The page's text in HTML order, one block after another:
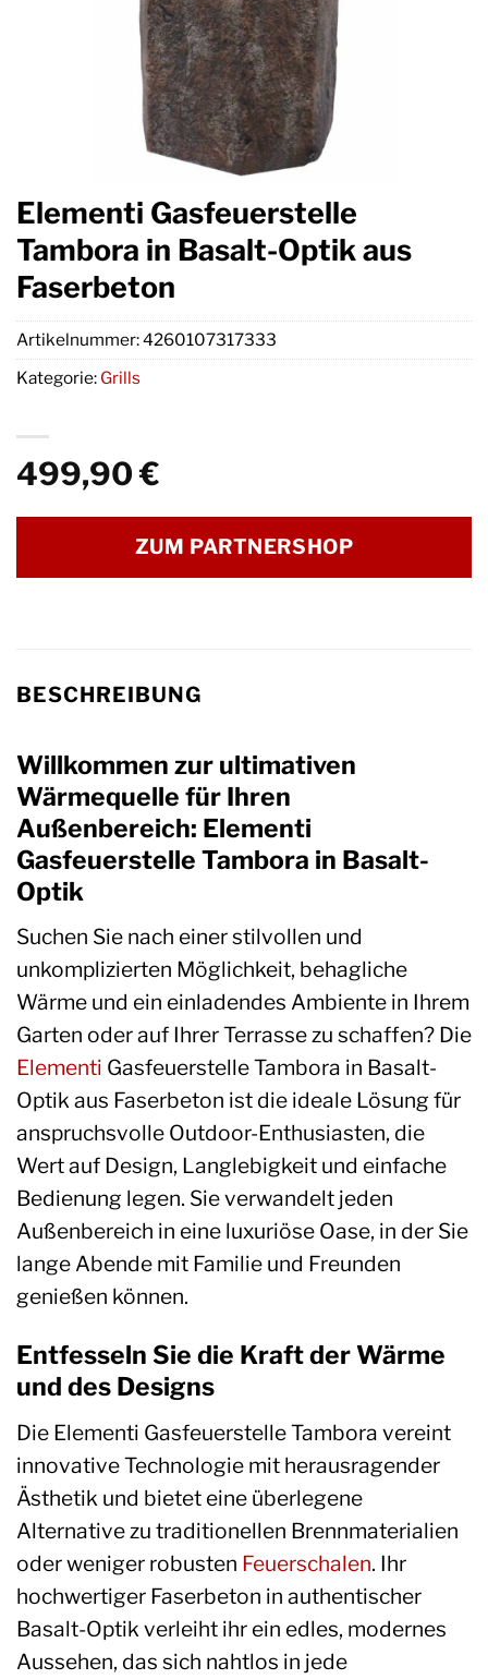
Elementi Gasfeuerstelle
Tambora in Basalt-Optik aus
Faserbeton
499,90€
ZUM PARTNERSHOP
Artikelnummer:4260107317333
Kategorie: Grills
BESCHREIBUNG
Willkommen zur ultimativen
Wärmequelle für Ihren
Außenbereich: Elementi
Gasfeuerstelle Tambora in Basalt-
Optik
Suchen Sie nach einer stilvollen und
unkomplizierten Möglichkeit, behagliche
Wärme und ein einladendes Ambiente in Ihrem
Garten oder auf Ihrer Terrasse zu schaffen? Die
Elementi Gasfeuerstelle Tambora in Basalt-
Optik aus Faserbeton ist die ideale Lösung für
anspruchsvolle Outdoor-Enthusiasten, die
Wert auf Design, Langlebigkeit und einfache
Bedienung legen. Sie verwandelt jeden
Außenbereich in eine luxuriöse Oase, in der Sie
lange Abende mit Familie und Freunden
genießen können.
Entfesseln Sie die Kraft der Wärme
und des Designs
Die Elementi Gasfeuerstelle Tambora vereint
innovative Technologie mit herausragender
Ästhetik und bietet eine überlegene
Alternative zu traditionellen Brennmaterialien
oder weniger robusten Feuerschalen. Ihr
hochwertiger Faserbeton in authentischer
Basalt-Optik verleiht ihr ein edles, modernes
Aussehen, das sich nahtlos in jede